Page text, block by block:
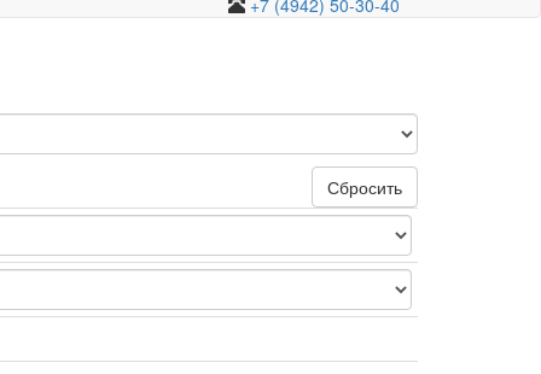
+7 (4942) 50-30-40
Сбросить